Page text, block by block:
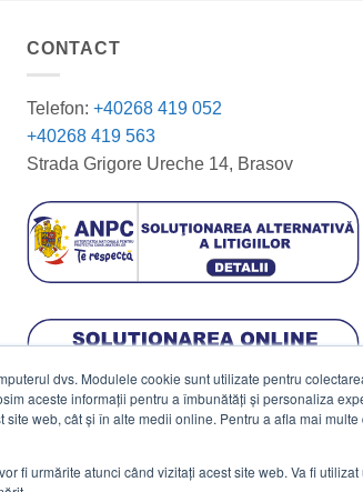
dvs. Modulele cookie sunt utilizate pentru
aceste informații pentru a îmbunătăți și personaliza
web, cât și în alte medii online. Pentru a afla mai
fi urmărite atunci când vizitați acest site web. Va fi
CONTACT
Telefon: +40268 419 052
+40268 419 563
Strada Grigore Ureche 14, Brasov